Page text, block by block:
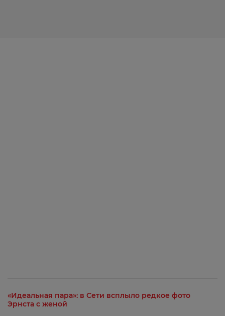
«Идеальная пара»: в Сети всплыло редкое фото
Эрнста с женой